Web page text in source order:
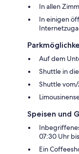
In allen
In einigen
Auf dem
Shuttle in
Shuttle
Speisen und
07:30 Uhr
Ein